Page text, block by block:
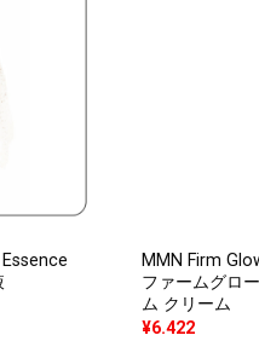
MMN Firm
ファームグロ
ム クリーム
¥6.422